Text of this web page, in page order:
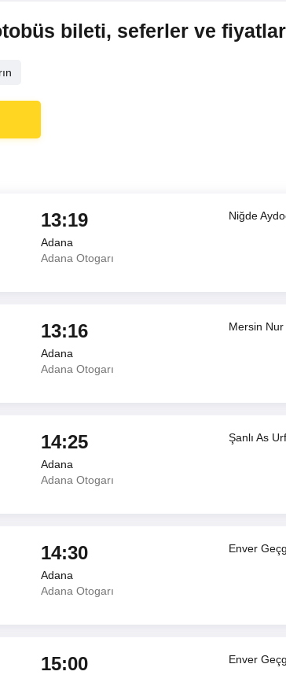
bileti, seferler ve fiyatlar
13:19
Adana
Adana Otogarı
Niğde
13:16
Adana
Adana Otogarı
Mersin Nur
14:25
Adana
Adana Otogarı
Şanlı As
14:30
Adana
Adana Otogarı
Enver
15:00 Enver